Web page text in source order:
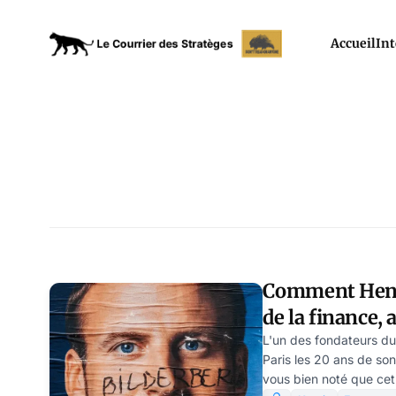
Accueil
Comment
de la finance,
président
L'un des fondateurs
Paris les 20 ans de
vous bien noté que